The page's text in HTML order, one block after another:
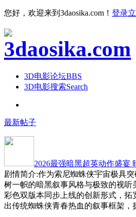
您好，欢迎来到3daosika.com！ 登录
3D电影论坛BBS
3D电影搜索Search
最新帖子
2026最强暗黑超英动作盛宴
剧情简介:作为索尼蜘蛛侠宇宙极具
树一帜的暗黑叙事风格与极致的视
彩色双版本同步上线的创新形式，
出传统蜘蛛侠青春热血的叙事框架，